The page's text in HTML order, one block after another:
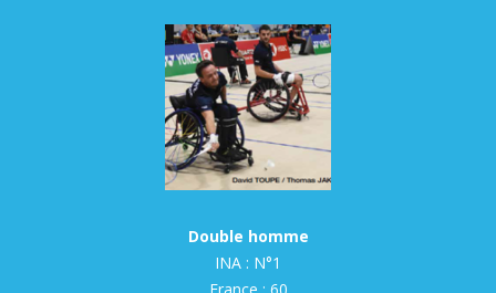
Double homme
INA : N°1
France : 60